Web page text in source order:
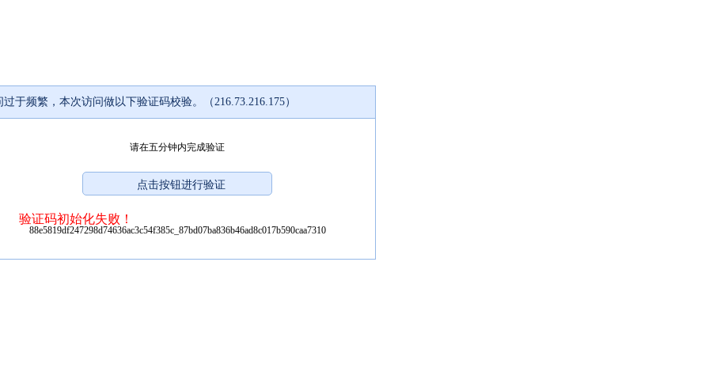
过于频繁，本次访问做以下验证码校验。（216.73.216.175）
请在五分钟内完成验证
验证码初始化失败！
88e5819df247298d74636ac3c54f385c_87bd07ba836b46ad8c017b590caa7310